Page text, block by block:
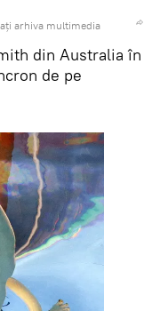
arhiva multimedia
din Australia în
de pe